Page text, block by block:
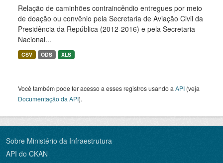
Relação de caminhões contraincêndio entregues por meio
de doação ou convênio pela Secretaria de Aviação Civil da
Presidência da República (2012-2016) e pela Secretaria
Nacional...
CSV ODS XLS
Você também pode ter acesso a esses registros usando a API (veja
Documentação da API).
Sobre Ministério da Infraestrutura
API do CKAN